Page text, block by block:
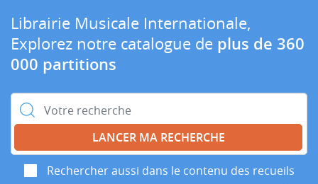
Librairie Musicale Internationale,
Explorez notre catalogue de plus de 360
000 partitions
Rechercher :
Rechercher aussi dans le contenu des recueils